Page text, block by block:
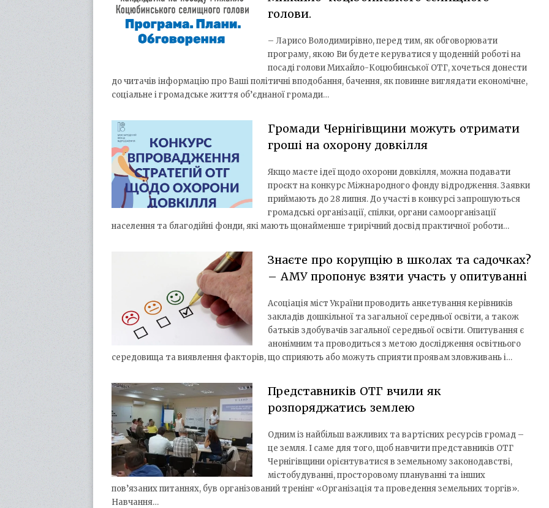
голови.
– Ларисо Володимирівно, перед тим, як обговорювати
програму, якою Ви будете керуватися у щоденній роботі на
посаді голови Михайло-Коцюбинської ОТГ, хочеться донести
до читачів інформацію про Ваші політичні вподобання, бачення, як повинне виглядати економічне,
соціальне і громадське життя об’єднаної громади…
Громади Чернігівщини можуть отримати
гроші на охорону довкілля
Якщо маєте ідеї щодо охорони довкілля, можна подавати
проєкт на конкурс Міжнародного фонду відродження. Заявки
приймають до 28 липня. До участі в конкурсі запрошуються
громадські організації, спілки, органи самоорганізації
населення та благодійні фонди, які мають щонайменше трирічний досвід практичної роботи…
Знаєте про корупцію в школах та садочках?
– АМУ пропонує взяти участь у опитуванні
Асоціація міст України проводить анкетування керівників
закладів дошкільної та загальної середньої освіти, а також
батьків здобувачів загальної середньої освіти. Опитування є
анонімним та проводиться з метою дослідження освітнього
середовища та виявлення факторів, що сприяють або можуть сприяти проявам зловживань і…
Представників ОТГ вчили як
розпоряджатись землею
Одним із найбільш важливих та вартісних ресурсів громад –
це земля. І саме для того, щоб навчити представників ОТГ
Чернігівщини орієнтуватися в земельному законодавстві,
містобудуванні, просторовому плануванні та інших
пов’язаних питаннях, був організований тренінг «Організація та проведення земельних торгів».
Навчання…